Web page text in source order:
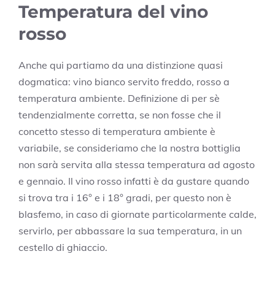
Temperatura del vino
rosso
Anche qui partiamo da una distinzione quasi
dogmatica: vino bianco servito freddo, rosso a
temperatura ambiente. Definizione di per sè
tendenzialmente corretta, se non fosse che il
concetto stesso di temperatura ambiente è
variabile, se consideriamo che la nostra bottiglia
non sarà servita alla stessa temperatura ad agosto
e gennaio. Il vino rosso infatti è da gustare quando
si trova tra i 16° e i 18° gradi, per questo non è
blasfemo, in caso di giornate particolarmente calde,
servirlo, per abbassare la sua temperatura, in un
cestello di ghiaccio.